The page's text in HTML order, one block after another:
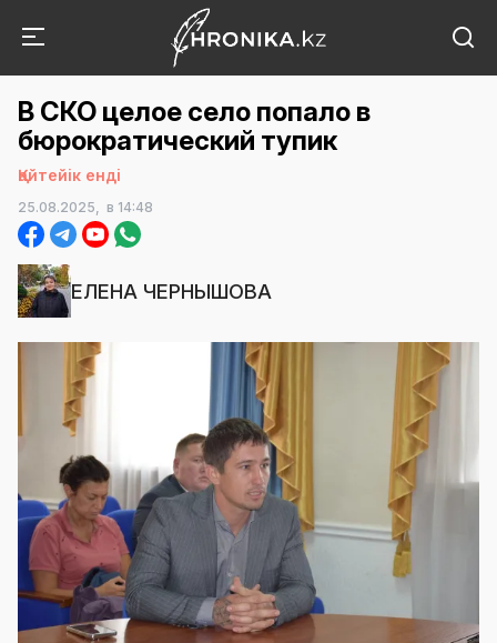
В СКО целое село попало в
бюрократический тупик
Қайтейік енді
25.08.2025, в 14:48
ЕЛЕНА ЧЕРНЫШОВА